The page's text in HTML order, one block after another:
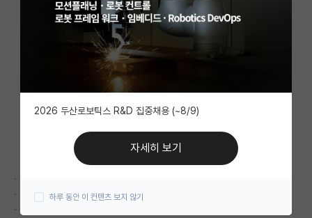
전체글보기
베스트 게시판
IF 명예의전당
자유 게시판(아무개랩)
미국 유학 게시판
미국 대학원 합격 후기 게시판
대학원 합격 후기 게시판
· 모집전공: 전공 무관
· 지원자격: 석사 이상
· 접수마감: 2026. 05. 18
2026 두산로보틱스 R&D 집중채용 (~8/9)
자세히 보기
하루 동안 이 컨텐츠 보지 않기